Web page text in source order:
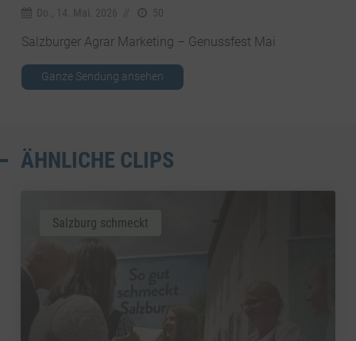
Do., 14. Mai. 2026 50
Salzburger Agrar Marketing – Genussfest Mai
Ganze Sendung ansehen
ÄHNLICHE CLIPS
Salzburg schmeckt